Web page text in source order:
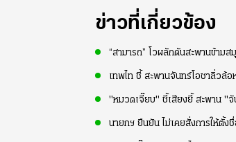
ข่าวที่เกี่ยวข้อง
“สามารถ” โวผลักดันสะพานข้าม
เทพไท ชี้ สะพานจันทร์โอชาลิ่วล้
"หมวดเจี๊ยบ" ชี้เสียงยี้ สะพาน "
นายกฯ ยืนยัน ไม่เคยสั่งการให้ตั้ง